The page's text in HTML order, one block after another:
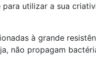
utilizar a sua
à grande
não propagam